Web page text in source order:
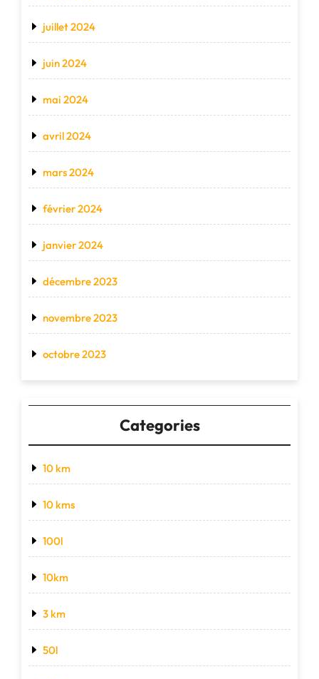
juillet 2024
juin 2024
mai 2024
avril 2024
mars 2024
février 2024
janvier 2024
décembre 2023
novembre 2023
octobre 2023
Categories
10 km
10 kms
100l
10km
3 km
50l